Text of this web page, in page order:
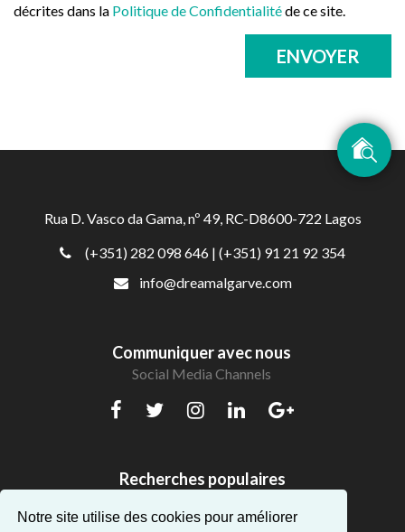
Notre site utilise des cookies pour améliorer
décrites dans la Politique de Confidentialitéde ce site.
ENVOYER
Rua D. Vasco da Gama, nº 49, RC-D8600-722 Lagos
(+351) 282 098 646 | (+351) 91 21 92 354
info@dreamalgarve.com
Communiquer avec nous
Social Media Channels
Recherches populaires
Beaux appartements en Algarve